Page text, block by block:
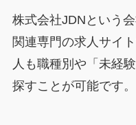
株式会社JDNという
関連専門の求人サイ
人も職種別や「未経
探すことが可能です。